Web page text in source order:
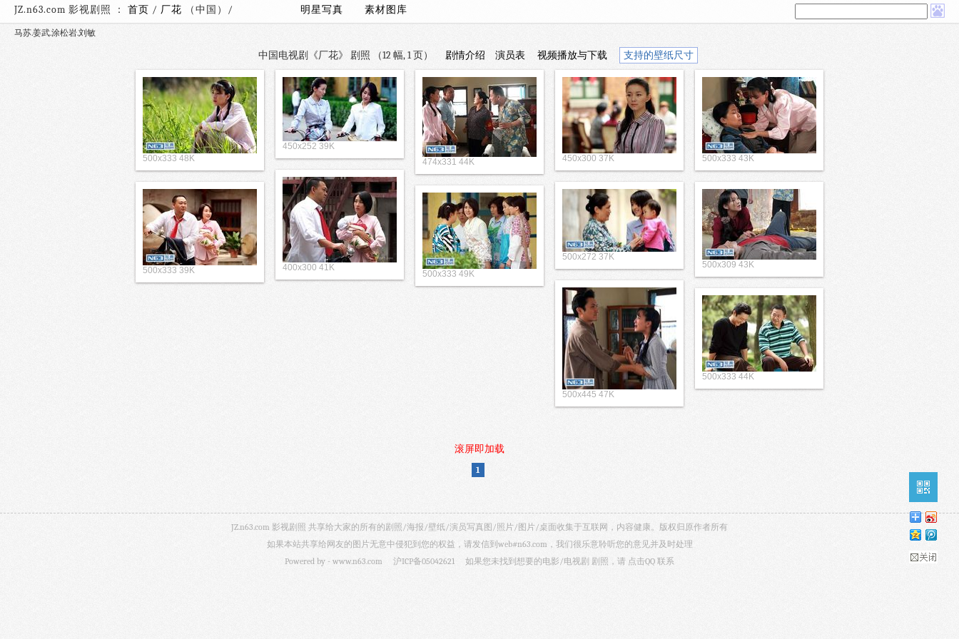
JZ.n63.com 影视剧照 ： 首页 / 厂花 （中国）/ 明星写真 素材图库
马苏.姜武.涂松岩.刘敏
中国电视剧《厂花》 剧照 （12 幅, 1 页） 剧情介绍 演员表 视频播放与下载 支持的壁纸尺寸
500x333 48K
450x252 39K
474x331 44K
450x300 37K 500x333 43K
400x300 41K
500x333 39K
500x272 37K
500x309 43K
500x333 49K
500x445 47K
500x333 44K
滚屏即加载
1
JZ.n63.com 影视剧照 共享给大家的所有的剧照/海报/壁纸/演员写真图/照片/图片/桌面收集于互联网，内容健康。版权归原作者所有
如果本站共享给网友的图片无意中侵犯到您的权益，请发信到web#n63.com，我们很乐意聆听您的意见并及时处理
Powered by - www.n63.com 沪ICP备05042621 如果您未找到想要的电影/电视剧 剧照，请 点击QQ 联系